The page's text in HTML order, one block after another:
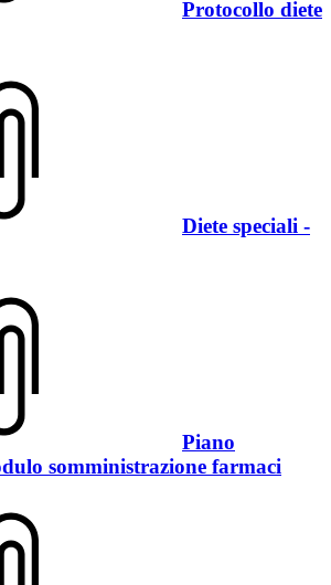
Protocollo diete
Diete speciali -
Piano
somministrazione farmaci